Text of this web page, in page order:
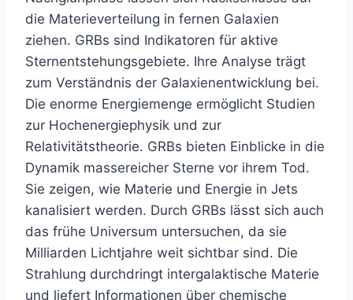
die Materieverteilung in fernen Galaxien
ziehen. GRBs sind Indikatoren für aktive
Sternentstehungsgebiete. Ihre Analyse trägt
zum Verständnis der Galaxienentwicklung bei.
Die enorme Energiemenge ermöglicht Studien
zur Hochenergiephysik und zur
Relativitätstheorie. GRBs bieten Einblicke in die
Dynamik massereicher Sterne vor ihrem Tod.
Sie zeigen, wie Materie und Energie in Jets
kanalisiert werden. Durch GRBs lässt sich auch
das frühe Universum untersuchen, da sie
Milliarden Lichtjahre weit sichtbar sind. Die
Strahlung durchdringt intergalaktische Materie
und liefert Informationen über chemische